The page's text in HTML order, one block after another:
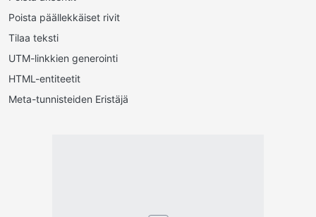
Poista päällekkäiset rivit
Tilaa teksti
UTM-linkkien generointi
HTML-entiteetit
Meta-tunnisteiden Eristäjä